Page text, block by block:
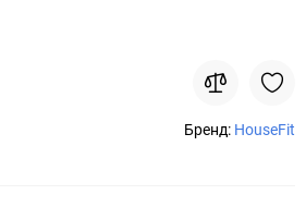
Бренд: HouseFit